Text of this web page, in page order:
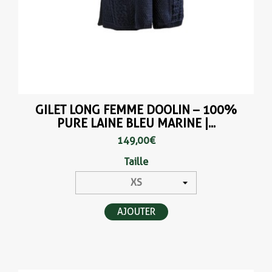
GILET LONG FEMME DOOLIN – 100%
PURE LAINE BLEU MARINE |...
149,00 €
Taille
AJOUTER